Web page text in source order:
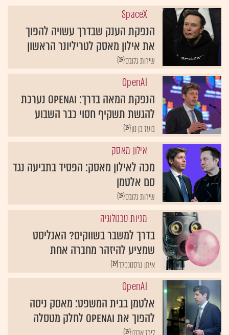
SpaceX
הנפקת הענק שבדרך עשויה להפוך
את אילון מאסק לטריליונר הראשון
{19}שירות גלובס
OpenAI
הנפקת המאה בדרך: OpenAI נערכת
להגשת תשקיף חסוי כבר השבוע
{19}בועז בן נון
אילון מאסק
מכה לאילון מאסק: הפסיד בתביעה נגד
סם אלטמן
{19}שירות גלובס
מניות טכנולוגיה
בדרך למשבר בשווקים? האנליסט
שמציע להיזהר מחברה אחת
{19}איתן גרסטנפלד
OpenAI
אלטמן בבית המשפט: מאסק ניסה
להפוך את OpenAI לחלק מטסלה
{19}לירז אבנט